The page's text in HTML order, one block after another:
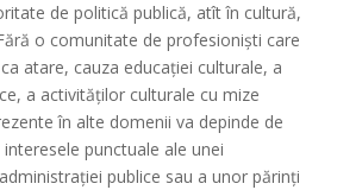
de politică publică, atît în cultură,
o comunitate de profesioniști care
atare, cauza educației culturale, a
a activităților culturale cu mize
în alte domenii va depinde de
punctuale ale unei
publice sau a unor părinți